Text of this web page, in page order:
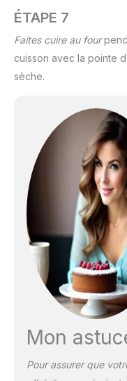
ÉTAPE 7
Faites cuire au four
cuisson avec la pointe
sèche.
Mon
Pour assurer que